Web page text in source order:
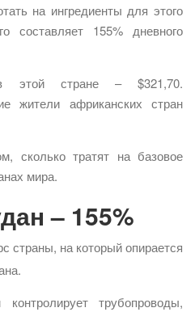
на ингредиенты для этого
составляет 155% дневного
стране – $321,70.
жители африканских стран
сколько тратят на базовое
мира.
– 155%
страны, на который опирается
трубопроводы,